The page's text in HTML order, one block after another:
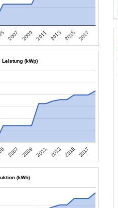
2007 2009 2011 2013 2015 2017
(kWp)
2007 2009 2011 2013 2015 2017
(kWh)